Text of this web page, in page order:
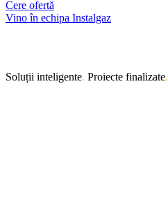
Cere ofertă
Vino în echipa Instalgaz
Soluții inteligente. Proiecte finalizate.